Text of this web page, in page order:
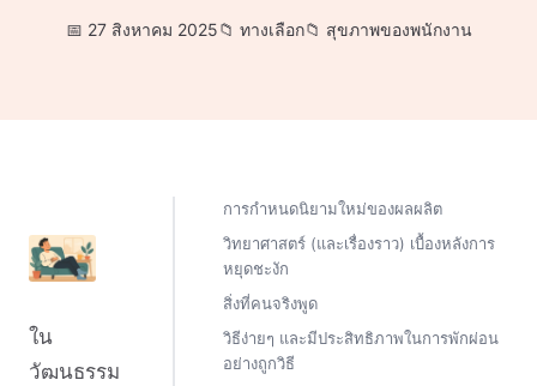
27 สิงหาคม 2025 ทางเลือก สุขภาพของพนักงาน
ใน
วัฒนธรรม
การกำหนดนิยามใหม่ของผลผลิต
วิทยาศาสตร์ (และเรื่องราว) เบื้องหลังการ
หยุดชะงัก
สิ่งที่คนจริงพูด
วิธีง่ายๆ และมีประสิทธิภาพในการพักผ่อน
อย่างถูกวิธี